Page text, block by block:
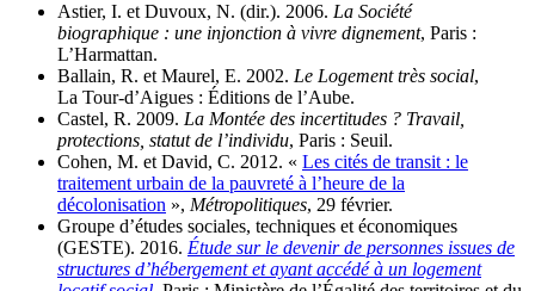
Astier, I. et Duvoux, N. (dir.). 2006. La Société
biographique : une injonction à vivre dignement, Paris :
L’Harmattan.
Ballain, R. et Maurel, E. 2002. Le Logement très social,
La Tour-d’Aigues : Éditions de l’Aube.
Castel, R. 2009. La Montée des incertitudes ? Travail,
protections, statut de l’individu, Paris : Seuil.
Cohen, M. et David, C. 2012. « Les cités de transit : le
traitement urbain de la pauvreté à l’heure de la
décolonisation », Métropolitiques, 29 février.
Groupe d’études sociales, techniques et économiques
(GESTE). 2016. Étude sur le devenir de personnes issues de
structures d’hébergement et ayant accédé à un logement